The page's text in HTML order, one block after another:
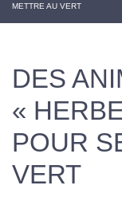
METTRE AU VERT
DES
«
POUR
VERT